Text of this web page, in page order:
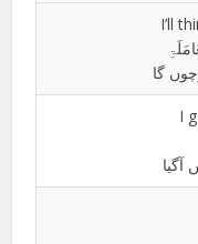
I’ll
گا
I